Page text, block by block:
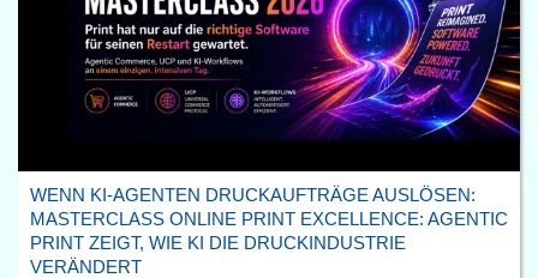
WENN KI-AGENTEN DRUCKAUFTRÄGE AUSLÖSEN:
MASTERCLASS ONLINE PRINT EXCELLENCE: AGENTIC
PRINT ZEIGT, WIE KI DIE DRUCKINDUSTRIE
VERÄNDERT